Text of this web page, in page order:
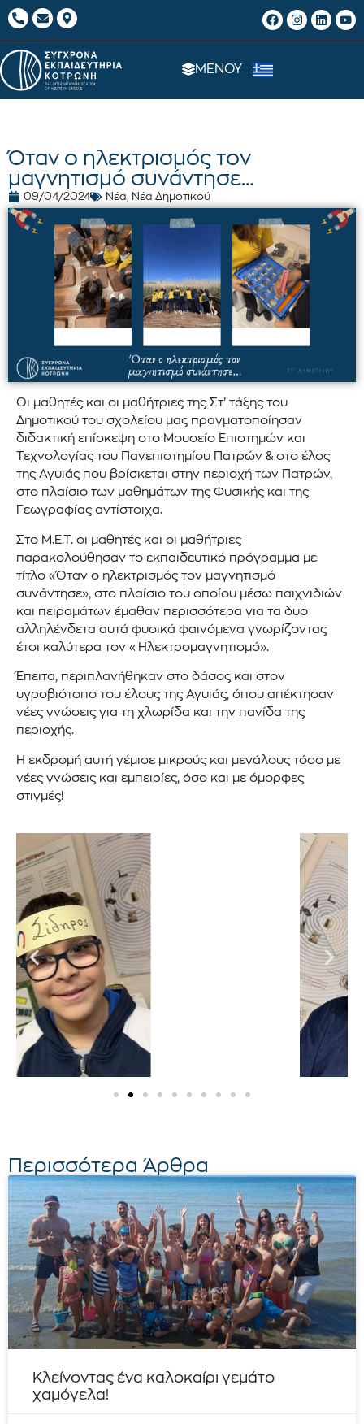
ΜΕΝΟΥ
Όταν ο ηλεκτρισμός τον
μαγνητισμό συνάντησε…
09/04/2024 Νέα, Νέα Δημοτικού
Οι μαθητές και οι μαθήτριες της Στ’ τάξης του
Δημοτικού του σχολείου μας πραγματοποίησαν
διδακτική επίσκεψη στο Μουσείο Επιστημών και
Τεχνολογίας του Πανεπιστημίου Πατρών & στο έλος
της Αγυιάς που βρίσκεται στην περιοχή των Πατρών,
στο πλαίσιο των μαθημάτων της Φυσικής και της
Γεωγραφίας αντίστοιχα.
Στο Μ.Ε.Τ. οι μαθητές και οι μαθήτριες
παρακολούθησαν το εκπαιδευτικό πρόγραμμα με
τίτλο «Όταν ο ηλεκτρισμός τον μαγνητισμό
συνάντησε», στο πλαίσιο του οποίου μέσω παιχνιδιών
και πειραμάτων έμαθαν περισσότερα για τα δυο
αλληλένδετα αυτά φυσικά φαινόμενα γνωρίζοντας
έτσι καλύτερα τον «Ηλεκτρομαγνητισμό».
Έπειτα, περιπλανήθηκαν στο δάσος και στον
υγροβιότοπο του έλους της Αγυιάς, όπου απέκτησαν
νέες γνώσεις για τη χλωρίδα και την πανίδα της
περιοχής.
Η εκδρομή αυτή γέμισε μικρούς και μεγάλους τόσο με
νέες γνώσεις και εμπειρίες, όσο και με όμορφες
στιγμές!
Περισσότερα Άρθρα
Κλείνοντας ένα καλοκαίρι γεμάτο
χαμόγελα!